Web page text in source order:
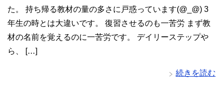
た。 持ち帰る教材の量の多さに戸惑っています(@_@) 3
年生の時とは大違いです。 復習させるのも一苦労 まず教
材の名前を覚えるのに一苦労です。 デイリーステップや
ら、 […]
続きを読む